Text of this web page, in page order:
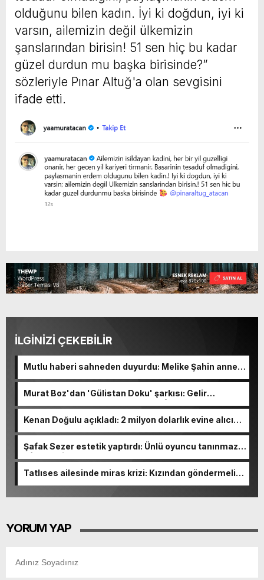
olduğunu bilen kadın. İyi ki doğdun, iyi ki
varsın, ailemizin değil ülkemizin
şanslarından birisin! 51 sen hiç bu kadar
güzel durdun mu başka birisinde?”
sözleriyle Pınar Altuğ'a olan sevgisini
ifade etti.
İLGİNİZİ ÇEKEBİLİR
Mutlu haberi sahneden duyurdu: Melike Şahin anne
Murat Boz'dan 'Gülistan Doku' şarkısı: Gelir
Korunmaya Muhtaç Çocuklar Vakfı'na bağışlanacak
Kenan Doğulu açıkladı: 2 milyon dolarlık evine alıcı
Şafak Sezer estetik yaptırdı: Ünlü oyuncu tanınmaz
hâle geldi
Tatlıses ailesinde miras krizi: Kızından göndermeli
YORUM YAP